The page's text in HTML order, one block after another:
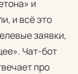
и
и всё это
заявки,
Чат-бот
про